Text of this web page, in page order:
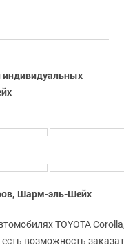
индивидуальных
Шарм-эль-Шейх
TOYOTA
возможность